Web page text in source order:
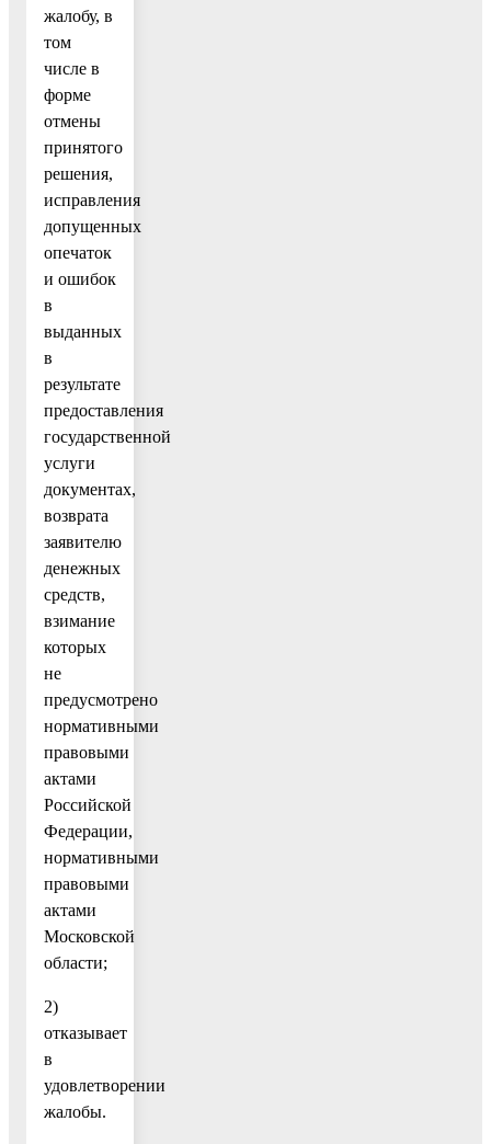
жалобу, в
том
числе в
форме
отмены
принятого
решения,
исправления
допущенных
опечаток
и ошибок
в
выданных
в
результате
предоставления
государственной
услуги
документах,
возврата
заявителю
денежных
средств,
взимание
которых
не
предусмотрено
нормативными
правовыми
актами
Российской
Федерации,
нормативными
правовыми
актами
Московской
области;
2)
отказывает
в
удовлетворении
жалобы.